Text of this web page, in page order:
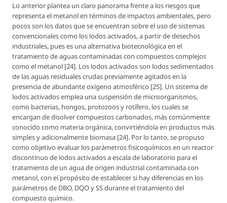
Lo anterior plantea un claro panorama frente a los riesgos que
representa el metanol en términos de impactos ambientales, pero
pocos son los datos que se encuentran sobre el uso de sistemas
convencionales como los lodos activados, a partir de desechos
industriales, pues es una alternativa biotecnológica en el
tratamiento de aguas contaminadas con compuestos complejos
como el metanol [24]. Los lodos activados son lodos sedimentados
de las aguas residuales crudas previamente agitados en la
presencia de abundante oxígeno atmosférico [25]. Un sistema de
lodos activados emplea una suspensión de microorganismos,
como bacterias, hongos, protozoos y rotífero, los cuales se
encargan de disolver compuestos carbonados, más comúnmente
conocido como materia orgánica, convirtiéndola en productos más
simples y adicionalmente biomasa [24]. Por lo tanto, se propuso
como objetivo evaluar los parámetros fisicoquímicos en un reactor
discontinuo de lodos activados a escala de laboratorio para el
tratamiento de un agua de origen industrial contaminada con
metanol, con el propósito de establecer si hay diferencias en los
parámetros de DBO, DQO y SS durante el tratamiento del
compuesto químico.